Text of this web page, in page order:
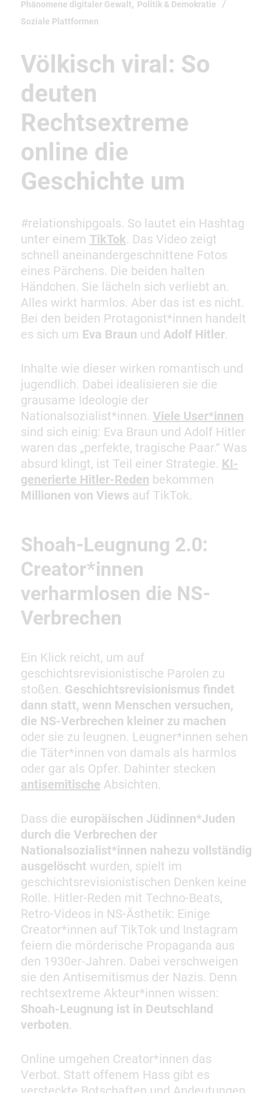
Phänomene digitaler Gewalt, Politik & Demokratie
Soziale Plattformen
Völkisch viral: So
deuten
Rechtsextreme
online die
Geschichte um
#relationshipgoals. So lautet ein Hashtag
unter einem TikTok. Das Video zeigt
schnell aneinandergeschnittene Fotos
eines Pärchens. Die beiden halten
Händchen. Sie lächeln sich verliebt an.
Alles wirkt harmlos. Aber das ist es nicht.
Bei den beiden Protagonist*innen handelt
es sich um Eva Braun und Adolf Hitler.
Inhalte wie dieser wirken romantisch und
jugendlich. Dabei idealisieren sie die
grausame Ideologie der
Nationalsozialist*innen. Viele User*innen
sind sich einig: Eva Braun und Adolf Hitler
waren das „perfekte, tragische Paar.“ Was
absurd klingt, ist Teil einer Strategie. KI-
generierte Hitler-Reden bekommen
Millionen von Views auf TikTok.
Shoah-Leugnung 2.0:
Creator*innen
verharmlosen die NS-
Verbrechen
Ein Klick reicht, um auf
geschichtsrevisionistische Parolen zu
stoßen. Geschichtsrevisionismus findet
dann statt, wenn Menschen versuchen,
die NS-Verbrechen kleiner zu machen
oder sie zu leugnen. Leugner*innen sehen
die Täter*innen von damals als harmlos
oder gar als Opfer. Dahinter stecken
antisemitische Absichten.
Dass die europäischen Jüdinnen*Juden
durch die Verbrechen der
Nationalsozialist*innen nahezu vollständig
ausgelöscht wurden, spielt im
geschichtsrevisionistischen Denken keine
Rolle. Hitler-Reden mit Techno-Beats,
Retro-Videos in NS-Ästhetik: Einige
Creator*innen auf TikTok und Instagram
feiern die mörderische Propaganda aus
den 1930er-Jahren. Dabei verschweigen
sie den Antisemitismus der Nazis. Denn
rechtsextreme Akteur*innen wissen:
Shoah-Leugnung ist in Deutschland
verboten.
Online umgehen Creator*innen das
Verbot. Statt offenem Hass gibt es